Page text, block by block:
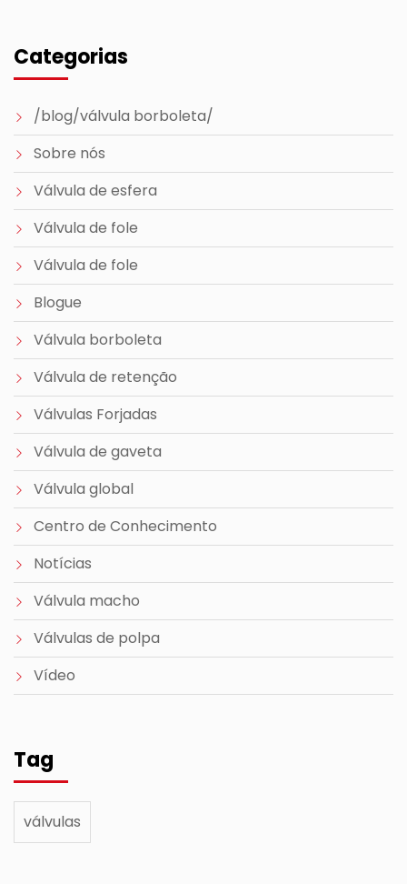
Categorias
/blog/válvula borboleta/
Sobre nós
Válvula de esfera
Válvula de fole
Válvula de fole
Blogue
Válvula borboleta
Válvula de retenção
Válvulas Forjadas
Válvula de gaveta
Válvula global
Centro de Conhecimento
Notícias
Válvula macho
Válvulas de polpa
Vídeo
Tag
válvulas